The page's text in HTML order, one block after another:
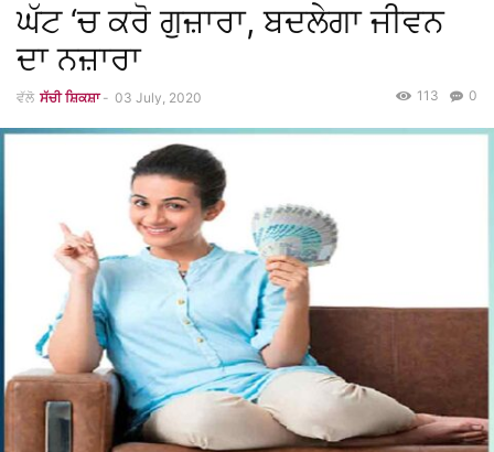
ਘੱਟ ‘ਚ ਕਰੋ ਗੁਜ਼ਾਰਾ, ਬਦਲੇਗਾ ਜੀਵਨ
ਦਾ ਨਜ਼ਾਰਾ
ਵੱਲੋ ਸੱਚੀ ਸ਼ਿਕਸ਼ਾ - 03 July, 2020 0
113